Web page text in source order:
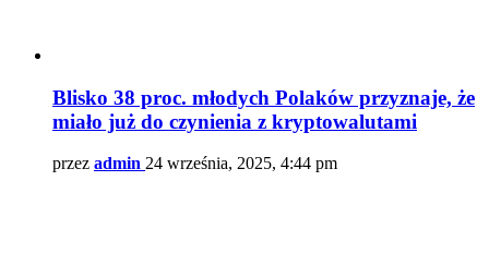
Blisko 38 proc. młodych Polaków przyznaje, że
miało już do czynienia z kryptowalutami
przez admin 24 września, 2025, 4:44 pm